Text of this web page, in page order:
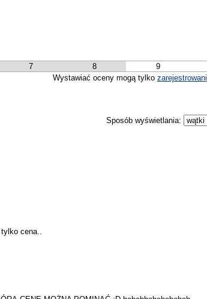
7 8 9
Wystawiać oceny mogą tylko zarejestrowani
Sposób wyświetlania:
cena..